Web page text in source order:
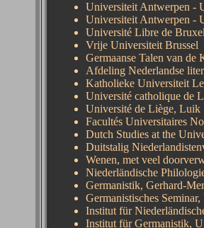
Universiteit Antwerpen -
Universiteit Antwerpen -
Université Libre de
Vrije Universiteit Brussel
Germaanse Talen van de
Afdeling Nederlandse
Katholieke Universiteit
Université catholique de
Université de Liège, Luik
Facultés Universitaires
Dutch Studies at the
Duitstalig
Wenen, met veel
Niederländische
Germanistik, Gerhard-
Germanistisches
Institut für
Institut für Germanistik,